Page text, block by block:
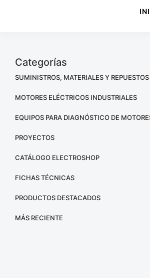
Categorías
SUMINISTROS, MATERIALES Y REPUESTOS
MOTORES ELÉCTRICOS INDUSTRIALES
EQUIPOS PARA DIAGNÓSTICO DE
PROYECTOS
CATÁLOGO ELECTROSHOP
FICHAS TÉCNICAS
PRODUCTOS DESTACADOS
MÁS RECIENTE